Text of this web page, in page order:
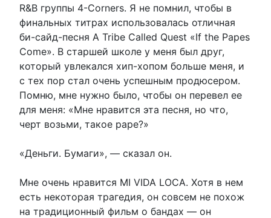
R&B группы 4-Corners. Я не помнил, чтобы в
финальных титрах использовалась отличная
би-сайд-песня A Tribe Called Quest «If the Papes
Come». В старшей школе у ​​меня был друг,
который увлекался хип-хопом больше меня, и
с тех пор стал очень успешным продюсером.
Помню, мне нужно было, чтобы он перевел ее
для меня: «Мне нравится эта песня, но что,
черт возьми, такое pape?»
«Деньги. Бумаги», — сказал он.
Мне очень нравится MI VIDA LOCA. Хотя в нем
есть некоторая трагедия, он совсем не похож
на традиционный фильм о бандах — он